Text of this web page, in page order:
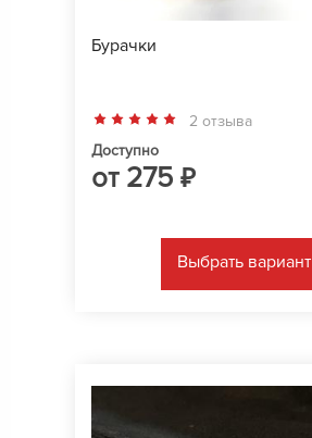
Бурачки
2 отзыва
Доступно
от 275 ₽
Выбрать вариант